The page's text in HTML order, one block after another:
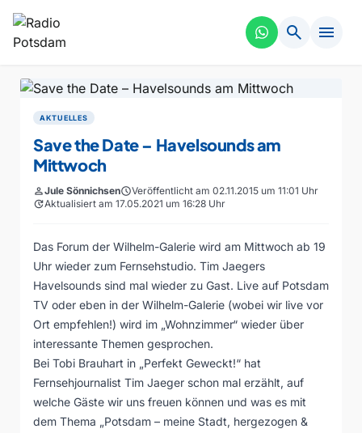
search menu
AKTUELLES
Save the Date – Havelsounds am
Mittwoch
personJule SönnichsenscheduleVeröffentlicht am 02.11.2015 um 11:01 Uhr
updateAktualisiert am 17.05.2021 um 16:28 Uhr
Das Forum der Wilhelm-Galerie wird am Mittwoch ab 19
Uhr wieder zum Fernsehstudio. Tim Jaegers
Havelsounds sind mal wieder zu Gast. Live auf Potsdam
TV oder eben in der Wilhelm-Galerie (wobei wir live vor
Ort empfehlen!) wird im „Wohnzimmer“ wieder über
interessante Themen gesprochen.
Bei Tobi Brauhart in „Perfekt Geweckt!“ hat
Fernsehjournalist Tim Jaeger schon mal erzählt, auf
welche Gäste wir uns freuen können und was es mit
dem Thema „Potsdam – meine Stadt, hergezogen &